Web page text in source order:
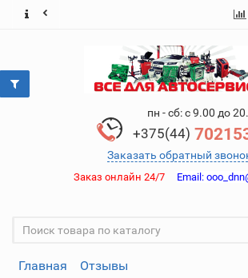
пн - сб: с 9.00 до
+375(44)
Заказать обратный
Заказ онлайн 24/7 Email:
Главная Отзывы